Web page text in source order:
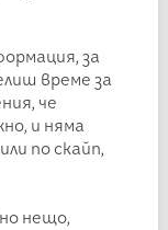
за
време за
че
и няма
по скайп,
нещо,